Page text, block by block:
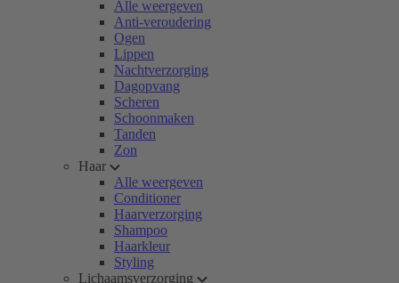
Alle weergeven
Anti-veroudering
Ogen
Lippen
Nachtverzorging
Dagopvang
Scheren
Schoonmaken
Tanden
Zon
Haar
Alle weergeven
Conditioner
Haarverzorging
Shampoo
Haarkleur
Styling
Lichaamsverzorging